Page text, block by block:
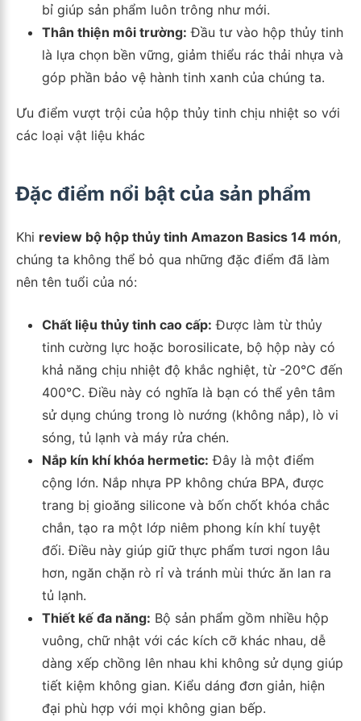
bỉ giúp sản phẩm luôn trông như mới.
Thân thiện môi trường: Đầu tư vào hộp thủy tinh
là lựa chọn bền vững, giảm thiểu rác thải nhựa và
góp phần bảo vệ hành tinh xanh của chúng ta.
Ưu điểm vượt trội của hộp thủy tinh chịu nhiệt so với
các loại vật liệu khác
Đặc điểm nổi bật của sản phẩm
Khi review bộ hộp thủy tinh Amazon Basics 14 món,
chúng ta không thể bỏ qua những đặc điểm đã làm
nên tên tuổi của nó:
Chất liệu thủy tinh cao cấp: Được làm từ thủy
tinh cường lực hoặc borosilicate, bộ hộp này có
khả năng chịu nhiệt độ khắc nghiệt, từ -20°C đến
400°C. Điều này có nghĩa là bạn có thể yên tâm
sử dụng chúng trong lò nướng (không nắp), lò vi
sóng, tủ lạnh và máy rửa chén.
Nắp kín khí khóa hermetic: Đây là một điểm
cộng lớn. Nắp nhựa PP không chứa BPA, được
trang bị gioăng silicone và bốn chốt khóa chắc
chắn, tạo ra một lớp niêm phong kín khí tuyệt
đối. Điều này giúp giữ thực phẩm tươi ngon lâu
hơn, ngăn chặn rò rỉ và tránh mùi thức ăn lan ra
tủ lạnh.
Thiết kế đa năng: Bộ sản phẩm gồm nhiều hộp
vuông, chữ nhật với các kích cỡ khác nhau, dễ
dàng xếp chồng lên nhau khi không sử dụng giúp
tiết kiệm không gian. Kiểu dáng đơn giản, hiện
đại phù hợp với mọi không gian bếp.